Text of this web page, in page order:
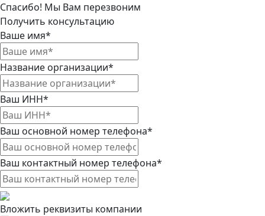
Спасибо! Мы Вам перезвоним
Получить консультацию
Ваше имя*
Название организации*
Ваш ИНН*
Ваш основной номер телефона*
Ваш контактный номер телефона*
Вложить реквизиты компании